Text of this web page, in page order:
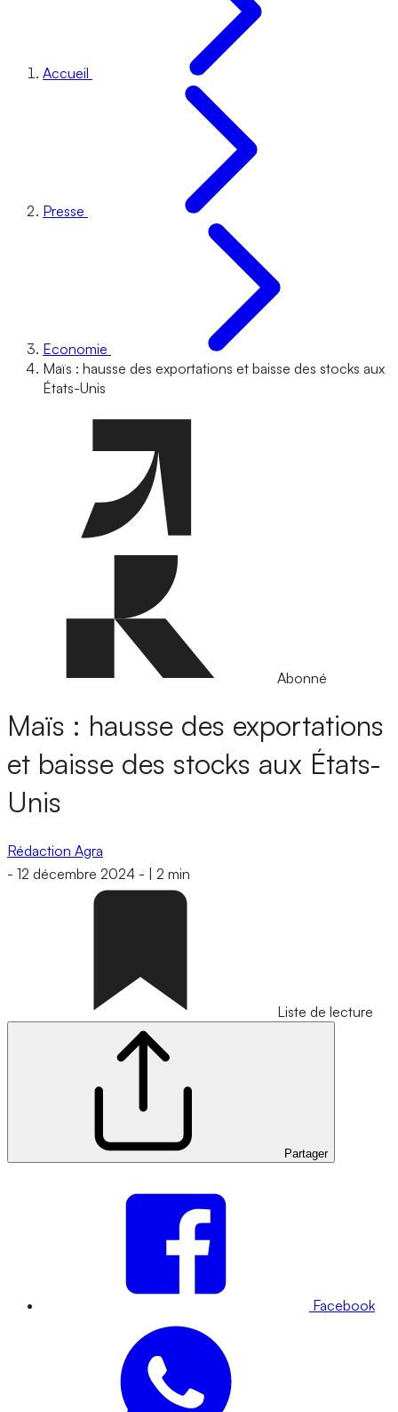
Accueil
Presse
Economie
Maïs : hausse des exportations et baisse des stocks aux
États-Unis
Abonné
Maïs : hausse des exportations
et baisse des stocks aux États-
Unis
Rédaction Agra
- 12 décembre 2024 - 2 min
Liste de lecture
Partager
Facebook